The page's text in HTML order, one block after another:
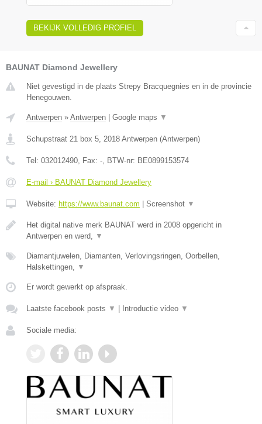
BEKIJK VOLLEDIG PROFIEL
BAUNAT Diamond Jewellery
Niet gevestigd in de plaats Strepy Bracquegnies en in de provincie
Henegouwen.
Antwerpen » Antwerpen Google maps ▼
Schupstraat 21 box 5 2018 Antwerpen (Antwerpen)
Tel: 032012490 , Fax: - , BTW-nr: BE0899153574
E-mail › BAUNAT Diamond Jewellery
Website: https://www.baunat.com Screenshot ▼
Het digital native merk BAUNAT werd in 2008 opgericht in
Antwerpen en werd,
▼
Diamantjuwelen, Diamanten, Verlovingsringen, Oorbellen,
Halskettingen,
▼
Er wordt gewerkt op afspraak.
Laatste facebook posts ▼ Introductie video ▼
Sociale media: